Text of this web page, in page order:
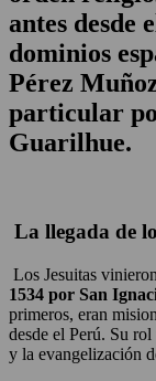
antes desde
dominios
Pérez
particular
Guarilhue.
La llegada de
Los Jesuitas
1534 por San
primeros, eran
desde el Perú. Su
y la evangelización